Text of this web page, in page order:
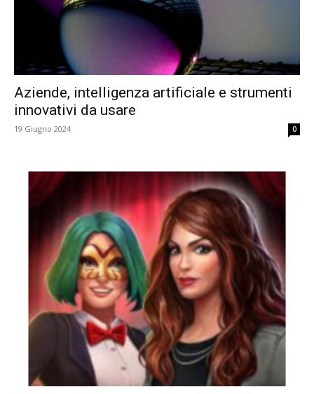
Aziende, intelligenza artificiale e strumenti
innovativi da usare
19 Giugno 2024 0